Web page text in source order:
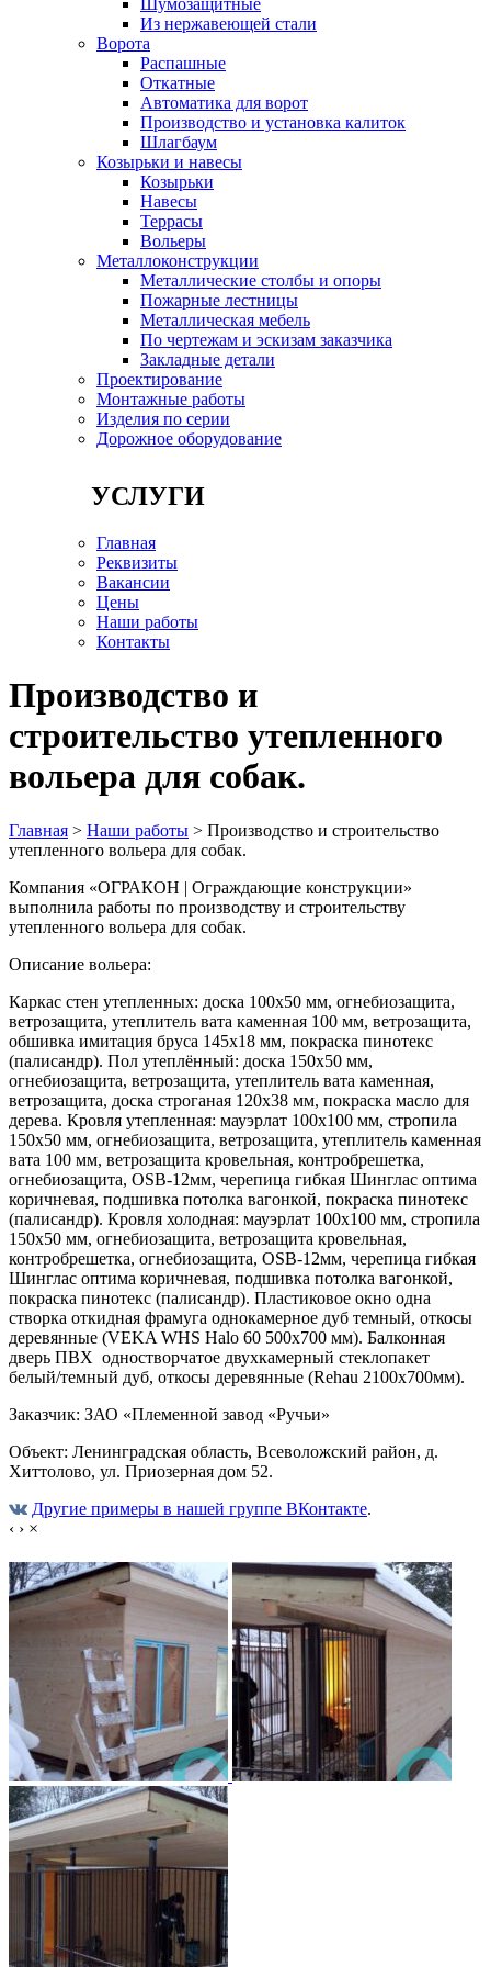
Шумозащитные
Из нержавеющей стали
Ворота
Распашные
Откатные
Автоматика для ворот
Производство и установка калиток
Шлагбаум
Козырьки и навесы
Козырьки
Навесы
Террасы
Вольеры
Металлоконструкции
Металлические столбы и опоры
Пожарные лестницы
Металлическая мебель
По чертежам и эскизам заказчика
Закладные детали
Проектирование
Монтажные работы
Изделия по серии
Дорожное оборудование
УСЛУГИ
Главная
Реквизиты
Вакансии
Цены
Наши работы
Контакты
Производство и
строительство утепленного
вольера для собак.
Главная > Наши работы > Производство и строительство
утепленного вольера для собак.
Компания «ОГРАКОН | Ограждающие конструкции»
выполнила работы по производству и строительству
утепленного вольера для собак.
Описание вольера:
Каркас стен утепленных: доска 100х50 мм, огнебиозащита,
ветрозащита, утеплитель вата каменная 100 мм, ветрозащита,
обшивка имитация бруса 145х18 мм, покраска пинотекс
(палисандр). Пол утеплённый: доска 150х50 мм,
огнебиозащита, ветрозащита, утеплитель вата каменная,
ветрозащита, доска строганая 120х38 мм, покраска масло для
дерева. Кровля утепленная: мауэрлат 100х100 мм, стропила
150х50 мм, огнебиозащита, ветрозащита, утеплитель каменная
вата 100 мм, ветрозащита кровельная, контробрешетка,
огнебиозащита, OSB-12мм, черепица гибкая Шинглас оптима
коричневая, подшивка потолка вагонкой, покраска пинотекс
(палисандр). Кровля холодная: мауэрлат 100х100 мм, стропила
150х50 мм, огнебиозащита, ветрозащита кровельная,
контробрешетка, огнебиозащита, OSB-12мм, черепица гибкая
Шинглас оптима коричневая, подшивка потолка вагонкой,
покраска пинотекс (палисандр). Пластиковое окно одна
створка откидная фрамуга однокамерное дуб темный, откосы
деревянные (VEKA WHS Halo 60 500х700 мм). Балконная
дверь ПВХ одностворчатое двухкамерный стеклопакет
белый/темный дуб, откосы деревянные (Rehau 2100х700мм).
Заказчик: ЗАО «Племенной завод «Ручьи»
Объект: Ленинградская область, Всеволожский район, д.
Хиттолово, ул. Приозерная дом 52.
Другие примеры в нашей группе ВКонтакте.
‹ › ×